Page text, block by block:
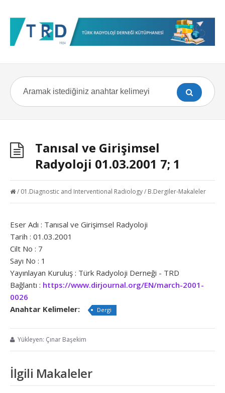
Tanısal ve Girişimsel
Radyoloji 01.03.2001 7; 1
/ 01.Diagnostic and Interventional Radiology/ B.Dergiler-Makaleler
Eser Adı : Tanısal ve Girişimsel Radyoloji
Tarih : 01.03.2001
Cilt No : 7
Sayı No : 1
Yayınlayan Kuruluş : Türk Radyoloji Derneği - TRD
Bağlantı : https://www.dirjournal.org/EN/march-2001-
0026
Anahtar Kelimeler:
Dergi
Yükleyen: Çınar Başekim
İlgili Makaleler